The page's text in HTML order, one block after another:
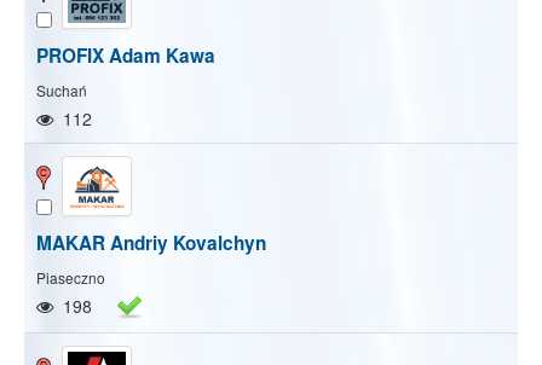
PROFIX Adam Kawa
Suchań
112
MAKAR Andriy Kovalchyn
Piaseczno
198